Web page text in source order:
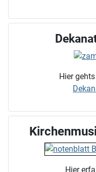
Hier
Hier